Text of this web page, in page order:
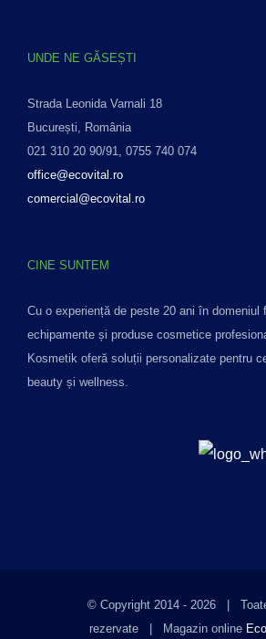
UNDE NE GĂSEȘTI
Strada Leonida Varnali 18
București, România
021 310 20 90/91, 0755 740 074
office@ecovital.ro
comercial@ecovital.ro
CINE SUNTEM
Cu o experiență de peste 20 ani în domeniul
echipamente și produse cosmetice
Kosmetik oferă soluții personalizate pentru
beauty și wellness.
© Copyright 2014 - 2026 |
rezervate | Magazin online